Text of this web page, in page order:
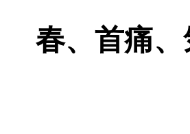
春、首痛